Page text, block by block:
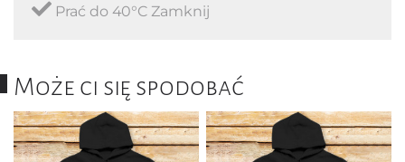
Prać do 40°C Zamknij
Może ci się spodobać